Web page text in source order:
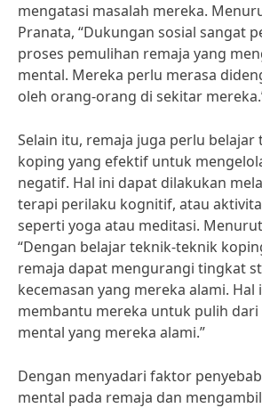
mengatasi masalah mereka.
Pranata, “Dukungan sosial sangat
proses pemulihan remaja yang
mental. Mereka perlu merasa
oleh orang-orang di sekitar
Selain itu, remaja juga perlu belajar
koping yang efektif untuk
negatif. Hal ini dapat dilakukan
terapi perilaku kognitif, atau
seperti yoga atau meditasi.
“Dengan belajar teknik-teknik
remaja dapat mengurangi tingkat
kecemasan yang mereka alami. Hal
membantu mereka untuk pulih
mental yang mereka alami.”
Dengan menyadari faktor
mental pada remaja dan